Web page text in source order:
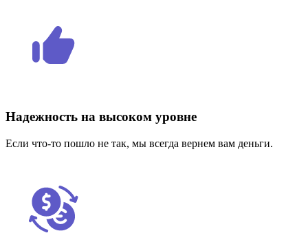
Надежность на высоком уровне
Если что-то пошло не так, мы всегда вернем вам деньги.